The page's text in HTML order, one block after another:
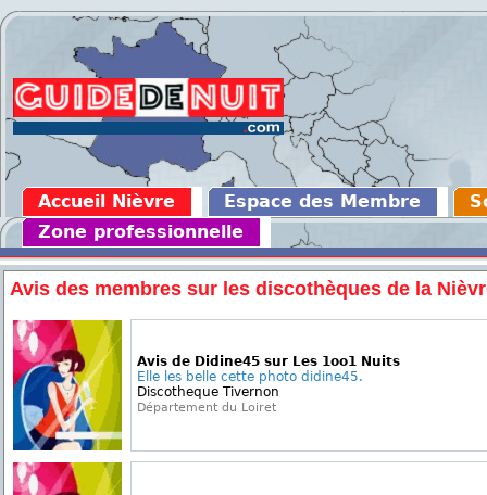
Accueil Nièvre Espace des Membre
Zone professionnelle
Avis des membres sur les discothèques de la
Avis de Didine45 sur Les 1oo1 Nuits
Elle les belle cette photo didine45.
Discotheque Tivernon
Département du Loiret